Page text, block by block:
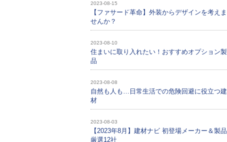
2023-08-15
【ファサード革命】外装からデザインを考えま
せんか？
2023-08-10
住まいに取り入れたい！おすすめオプション製
品
2023-08-08
自然も人も…日常生活での危険回避に役立つ建
材
2023-08-03
【2023年8月】建材ナビ 初登場メーカー＆製品
厳選12社